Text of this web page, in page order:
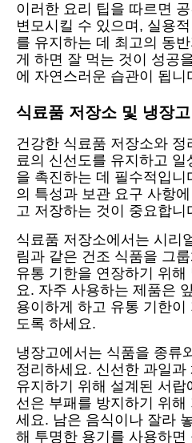
이러한 요리 팁을 따르면
변모시킬 수 있으며, 실용
를 유지하는 데 최고의 동
게 하면 잘 먹는 것이 성공
에 자연스러운 습관이 됩니
식료품 저장소 및 냉장고
건강한 식료품 저장소와 정
료의 신선도를 유지하고
을 촉진하는 데 필수적입
의 특성과 보관 요구 사항
고 저장하는 것이 중요합니
식료품 저장소에서는 시리
림과 같은 건조 식품을 그
유통 기한을 연장하기 위해
요. 자주 사용하는 제품은
용이하게 하고 유통 기한
도록 하세요.
냉장고에서는 식품을 종류
정리하세요. 신선한 과일
유지하기 위해 설계된 서랍
선은 부패를 방지하기 위
세요. 남은 음식이나 잘라
해 투명한 용기를 사용하면